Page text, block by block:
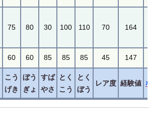
こう
げき
ぼう
ぎょ
すば
やさ
とく
こう
とく
ぼう
レア度 経験値
75 80 30 100 110 70 164
60 60 85 85 85 45 147